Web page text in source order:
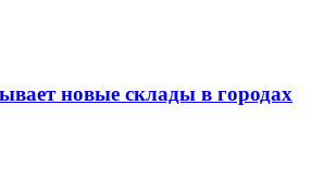
новые склады в городах